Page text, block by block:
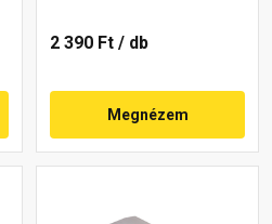
2 390 Ft / db
Megnézem